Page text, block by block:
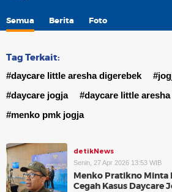
Semua Berita Foto
Tag Terkait:
#daycare little aresha digerebek
#daycare jogja
#daycare little aresha
#menko pmk jogja
detikNews
Senin, 27 Apr 2026 13:53 WIB
Menko Pratikno
Cegah Kasus Daycare